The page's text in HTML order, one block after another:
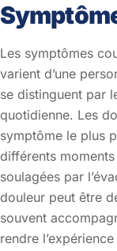
Les symptômes
varient d’une
se distinguent par
quotidienne. Les
symptôme le plus
différents
soulagées par
douleur peut être
souvent
rendre